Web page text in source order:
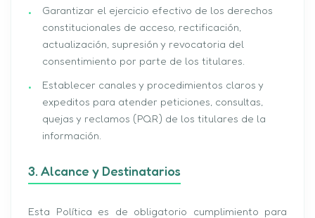
Garantizar el ejercicio efectivo de los derechos
constitucionales de acceso, rectificación,
actualización, supresión y revocatoria del
consentimiento por parte de los titulares.
Establecer canales y procedimientos claros y
expeditos para atender peticiones, consultas,
quejas y reclamos (PQR) de los titulares de la
información.
3. Alcance y Destinatarios
Esta Política es de obligatorio cumplimiento para